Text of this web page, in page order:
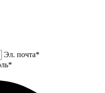
Эл. почта*
*